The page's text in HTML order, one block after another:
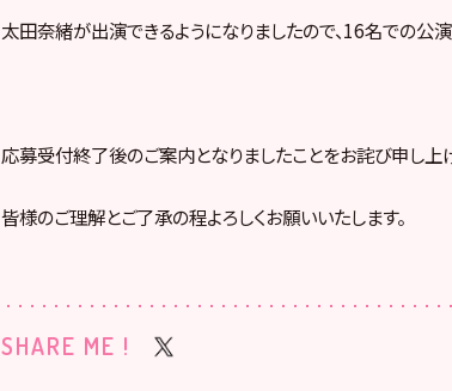
太田奈緒が出演できるようになりましたので、16名での公
応募受付終了後のご案内となりましたことをお詫び申し上
皆様のご理解とご了承の程よろしくお願いいたします。
SHARE ME !